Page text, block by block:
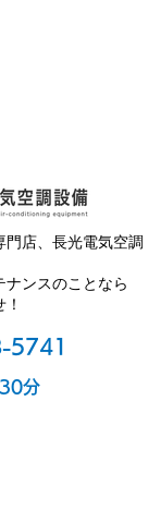
調設備をご
にありがと
年（2026
、当社は 8
をお休み
ます。 ご不
します。
店、長光電気空調
ナンスのことなら
5741
分